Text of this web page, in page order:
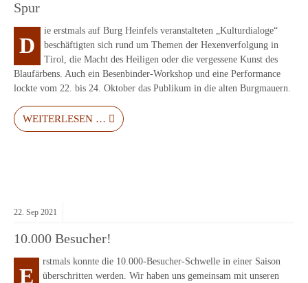
Spur
D
ie erstmals auf Burg Heinfels veranstalteten „Kulturdialoge“
beschäftigten sich rund um Themen der Hexenverfolgung in
Tirol, die Macht des Heiligen oder die vergessene Kunst des
Blaufärbens. Auch ein Besenbinder-Workshop und eine Performance
lockte vom 22. bis 24. Oktober das Publikum in die alten Burgmauern.
WEITERLESEN …
22. Sep 2021
10.000 Besucher!
E
rstmals konnte die 10.000-Besucher-Schwelle in einer Saison
überschritten werden. Wir haben uns gemeinsam mit unseren